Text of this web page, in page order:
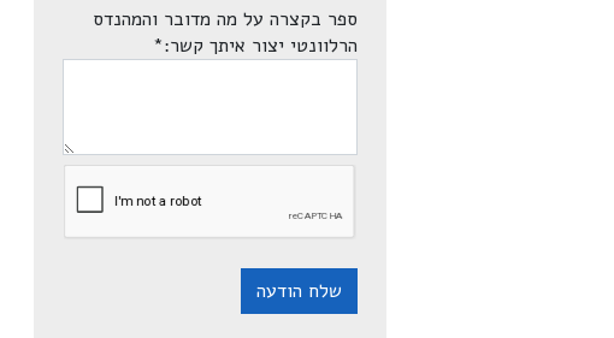
ספר בקצרה על מה מדובר והמהנדס
הרלוונטי יצור איתך קשר:*
שלח הודעה